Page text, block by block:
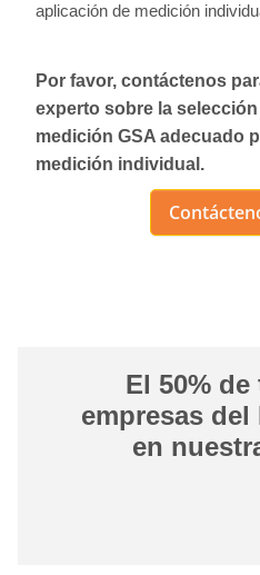
aplicación de medición
Por favor, contáctenos
experto sobre la
medición GSA adecuado
medición individual.
El 50%
empresas
en